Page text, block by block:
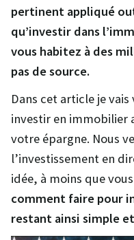
pertinent appliqué
qu’investir dans
vous habitez à des
pas de source.
Dans cet article je
investir en immobilier
votre épargne. Nous
l’investissement en
idée, à moins que
comment faire pour
restant ainsi simple